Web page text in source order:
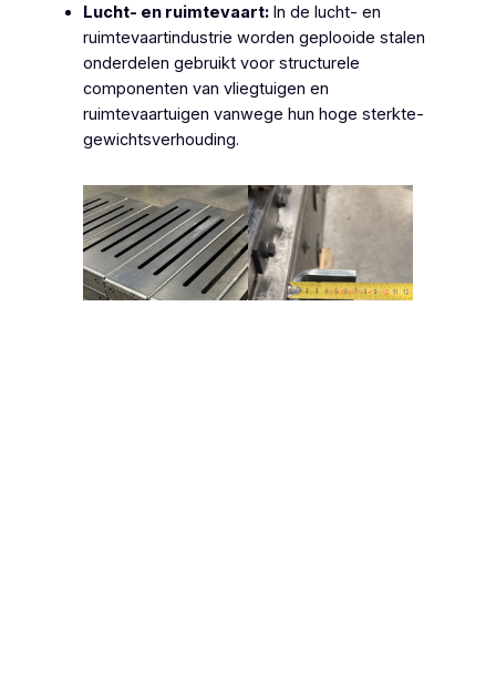
Lucht- en ruimtevaart:In de lucht- en
ruimtevaartindustrie worden geplooide stalen
onderdelen gebruikt voor structurele
componenten van vliegtuigen en
ruimtevaartuigen vanwege hun hoge sterkte-
gewichtsverhouding.